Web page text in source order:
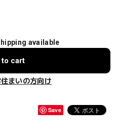
available
cart
まいの方向け
Save